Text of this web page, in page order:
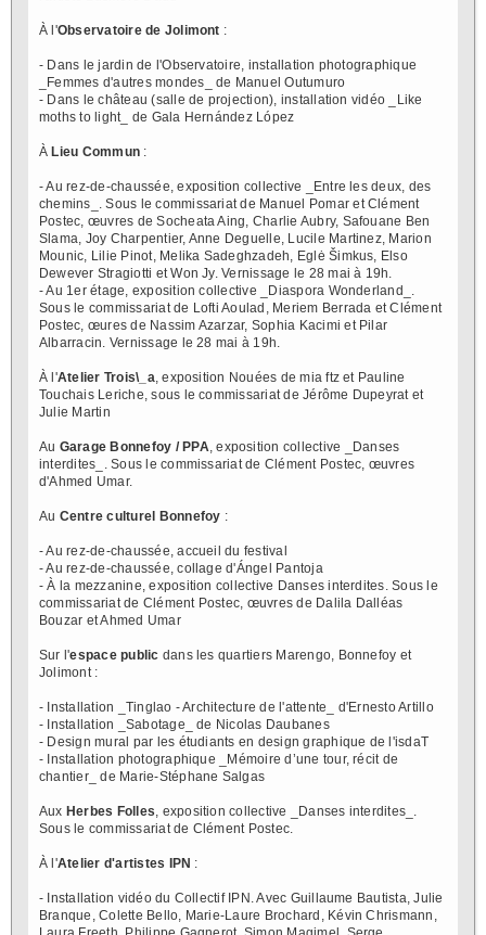
À l'Observatoire de Jolimont :
- Dans le jardin de l'Observatoire, installation photographique
_Femmes d'autres mondes_ de Manuel Outumuro
- Dans le château (salle de projection), installation vidéo _Like
moths to light_ de Gala Hernández López
ÀLieu Commun :
- Au rez-de-chaussée, exposition collective _Entre les deux, des
chemins_. Sous le commissariat de Manuel Pomar et Clément
Postec, œuvres de Socheata Aing, Charlie Aubry, Safouane Ben
Slama, Joy Charpentier, Anne Deguelle, Lucile Martinez, Marion
Mounic, Lilie Pinot, Melika Sadeghzadeh, Eglė Šimkus, Elso
Dewever Stragiotti et Won Jy. Vernissage le 28 mai à 19h.
- Au 1er étage, exposition collective _Diaspora Wonderland_.
Sous le commissariat de Lofti Aoulad, Meriem Berrada et Clément
Postec, œures de Nassim Azarzar, Sophia Kacimi et Pilar
Albarracin. Vernissage le 28 mai à 19h.
À l'Atelier Trois\_a , exposition Nouées de mia ftz et Pauline
Touchais Leriche, sous le commissariat de Jérôme Dupeyrat et
Julie Martin
Au Garage Bonnefoy / PPA , exposition collective _Danses
interdites_. Sous le commissariat de Clément Postec, œuvres
d'Ahmed Umar.
Au Centre culturel Bonnefoy :
- Au rez-de-chaussée, accueil du festival
- Au rez-de-chaussée, collage d'Ángel Pantoja
- À la mezzanine, exposition collective Danses interdites. Sous le
commissariat de Clément Postec, œuvres de Dalila Dalléas
Bouzar et Ahmed Umar
Sur l'espace public dans les quartiers Marengo, Bonnefoy et
Jolimont :
- Installation _Tinglao - Architecture de l'attente_ d'Ernesto Artillo
- Installation _Sabotage_ de Nicolas Daubanes
- Design mural par les étudiants en design graphique de l'isdaT
- Installation photographique _Mémoire d’une tour, récit de
chantier_ de Marie-Stéphane Salgas
Aux Herbes Folles , exposition collective _Danses interdites_.
Sous le commissariat de Clément Postec.
À l'Atelier d'artistes IPN :
- Installation vidéo du Collectif IPN. Avec Guillaume Bautista, Julie
Branque, Colette Bello, Marie-Laure Brochard, Kévin Chrismann,